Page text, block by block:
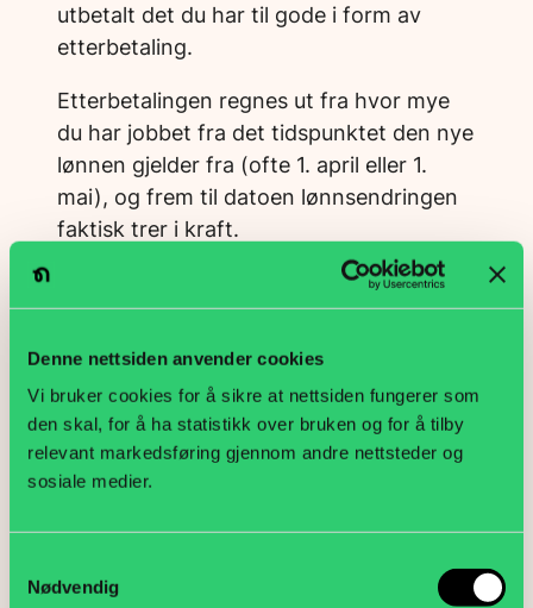
Denne nettsiden anvender cookies
Vi bruker cookies for å sikre at nettsiden fungerer som
den skal, for å ha statistikk over bruken og for å tilby
relevant markedsføring gjennom andre nettsteder og
sosiale medier.
Nødvendig
utbetalt det du har til gode i form av
etterbetaling.
Etterbetalingen regnes ut fra hvor mye
du har jobbet fra det tidspunktet den nye
lønnen gjelder fra (ofte 1. april eller 1.
mai), og frem til datoen lønnsendringen
faktisk trer i kraft.
Stillingsprosent
Eventuelt fravær uten lønn
Ferie eller permisjoner
Etterbetalingen utbetales normalt samlet,
men tidspunkt og håndtering kan variere